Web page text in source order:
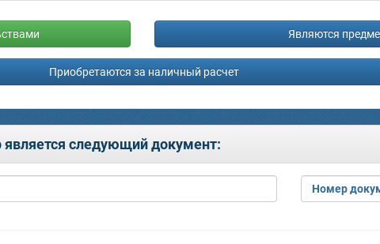
Являются
Приобретаются за наличный расчет
является следующий документ:
Номер